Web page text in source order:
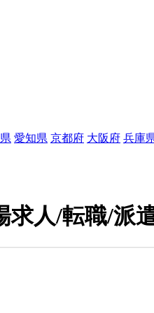
愛知県 京都府 大阪府 兵庫
求人/転職/派